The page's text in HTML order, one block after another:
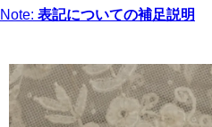
Note: 表記についての補足説明